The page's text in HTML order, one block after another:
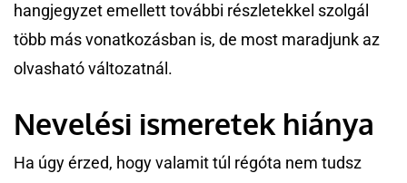
hangjegyzet emellett további részletekkel szolgál
több más vonatkozásban is, de most maradjunk az
olvasható változatnál.
Nevelési ismeretek hiánya
Ha úgy érzed, hogy valamit túl régóta nem tudsz